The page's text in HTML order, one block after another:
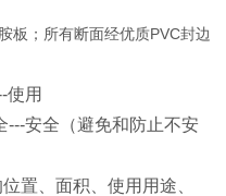
板；所有断面经优质PVC封边
使用
---安全（避免和防止不安
、面积、使用用途、